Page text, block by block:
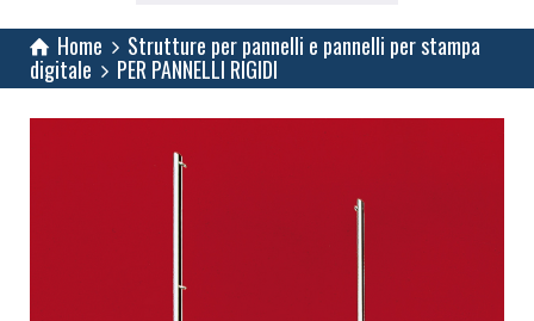
Home Strutture per pannelli e pannelli per stampa
digitale PER PANNELLI RIGIDI